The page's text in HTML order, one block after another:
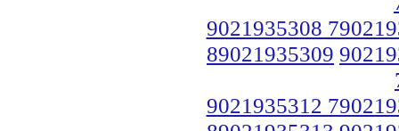
9021935308
89021935309
9021935312